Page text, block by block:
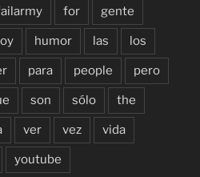
for gente
humor las los
para people pero
son sólo the
ver vez vida
youtube